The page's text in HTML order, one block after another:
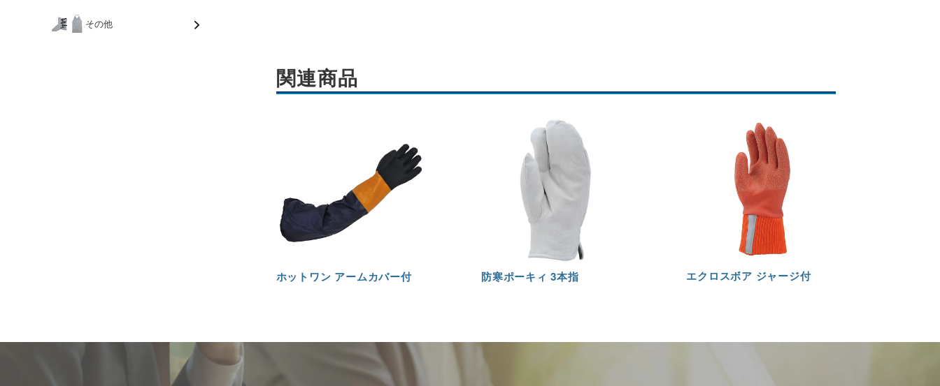
その他
関連商品
ホットワン アームカバー付 防寒ポーキィ 3本指 エクロスボア ジャージ付